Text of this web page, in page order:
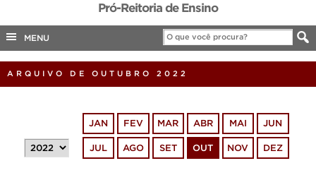
Acesso à informação
Legislação
Canais
COBALTO
CONCURSOS
PORTARIAS
Pró-Reitoria de Ensino
MENU
ARQUIVO DE OUTUBRO 2022
JAN FEV MAR ABR MAI JUN
JUL AGO SET OUT NOV DEZ